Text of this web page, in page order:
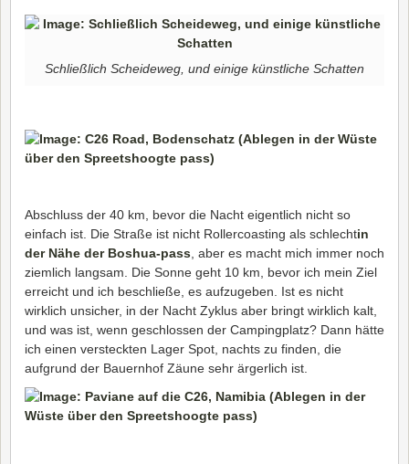
Schließlich Scheideweg, und einige künstliche Schatten
Abschluss der 40 km, bevor die Nacht eigentlich nicht so
einfach ist. Die Straße ist nicht Rollercoasting als schlechtin
der Nähe der Boshua-pass , aber es macht mich immer noch
ziemlich langsam. Die Sonne geht 10 km, bevor ich mein Ziel
erreicht und ich beschließe, es aufzugeben. Ist es nicht
wirklich unsicher, in der Nacht Zyklus aber bringt wirklich kalt,
und was ist, wenn geschlossen der Campingplatz? Dann hätte
ich einen versteckten Lager Spot, nachts zu finden, die
aufgrund der Bauernhof Zäune sehr ärgerlich ist.